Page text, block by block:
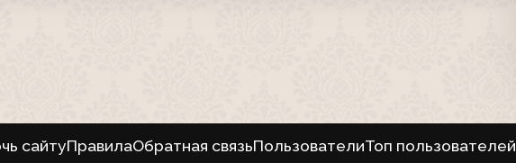
сайтуПравилаОбратная связьПользователиТоп пользователей